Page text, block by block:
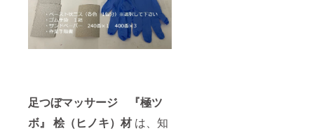
足つぼマッサージ 『極ツ
ボ』 桧（ヒノキ）材は、知